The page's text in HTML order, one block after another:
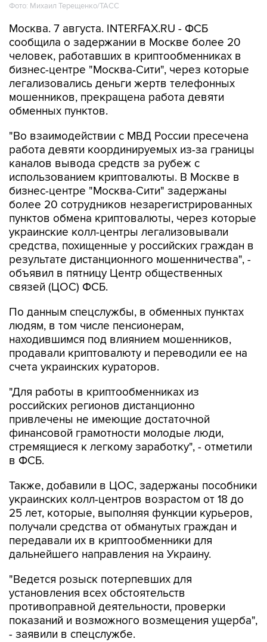
Фото: Михаил Терещенко/ТАСС
Москва. 7 августа. INTERFAX.RU - ФСБ
сообщила о задержании в Москве более 20
человек, работавших в криптообменниках в
бизнес-центре "Москва-Сити", через которые
легализовались деньги жертв телефонных
мошенников, прекращена работа девяти
обменных пунктов.
"Во взаимодействии с МВД России пресечена
работа девяти координируемых из-за границы
каналов вывода средств за рубеж с
использованием криптовалюты. В Москве в
бизнес-центре "Москва-Сити" задержаны
более 20 сотрудников незарегистрированных
пунктов обмена криптовалюты, через которые
украинские колл-центры легализовывали
средства, похищенные у российских граждан в
результате дистанционного мошенничества", -
объявил в пятницу Центр общественных
связей (ЦОС) ФСБ.
По данным спецслужбы, в обменных пунктах
людям, в том числе пенсионерам,
находившимся под влиянием мошенников,
продавали криптовалюту и переводили ее на
счета украинских кураторов.
"Для работы в криптообменниках из
российских регионов дистанционно
привлечены не имеющие достаточной
финансовой грамотности молодые люди,
стремящиеся к легкому заработку", - отметили
в ФСБ.
Также, добавили в ЦОС, задержаны пособники
украинских колл-центров возрастом от 18 до
25 лет, которые, выполняя функции курьеров,
получали средства от обманутых граждан и
передавали их в криптообменники для
дальнейшего направления на Украину.
"Ведется розыск потерпевших для
установления всех обстоятельств
противоправной деятельности, проверки
показаний и возможного возмещения ущерба",
- заявили в спецслужбе.